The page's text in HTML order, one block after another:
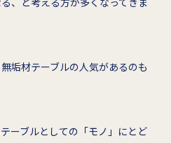
垢材テーブルの人気があるのも
ーブルとしての「モノ」にとど